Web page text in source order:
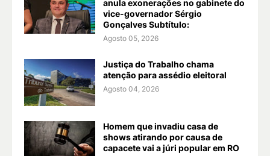
anula exonerações no gabinete do
vice-governador Sérgio
Gonçalves Subtítulo:
Agosto 05, 2026
Justiça do Trabalho chama
atenção para assédio eleitoral
Agosto 04, 2026
Homem que invadiu casa de
shows atirando por causa de
capacete vai a júri popular em RO